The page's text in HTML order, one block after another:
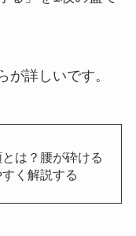
が詳しいです。
は？腰が砕ける
く解説する